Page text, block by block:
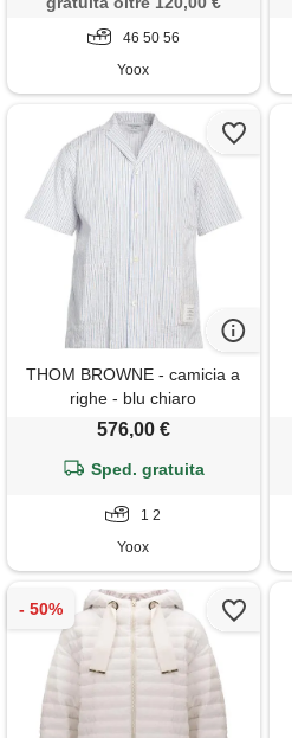
46 50 56
Yoox
THOM BROWNE - camicia a
righe - blu chiaro
576,00 €
Sped. gratuita
1 2
Yoox